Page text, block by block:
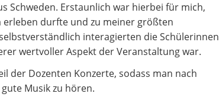
Schweden. Erstaunlich war hierbei für mich,
erleben durfte und zu meiner größten
interagierten die Schülerinnen
wertvoller Aspekt der Veranstaltung war.
der Dozenten Konzerte, sodass man nach
Musik zu hören.